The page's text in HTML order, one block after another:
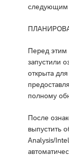
следующим
Перед
запустили
открыта
полному
После
выпустить
Analysis/